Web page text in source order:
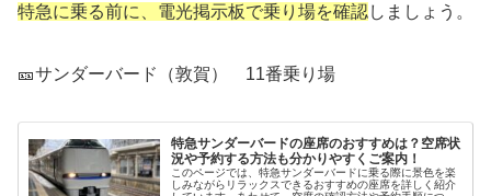
特急に乗る前に、電光掲示板で乗り場を確認しましょう。
🎫サンダーバード（敦賀） 11番乗り場
特急サンダーバードの座席のおすすめは？空席状
況や予約する方法も分かりやすくご案内！
このページでは、特急サンダーバードに乗る際に景色を楽
しみながらリラックスできるおすすめの座席を詳しく紹介